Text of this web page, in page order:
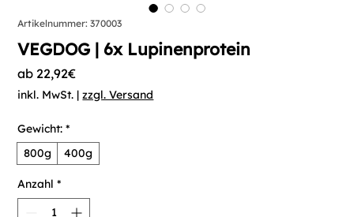
Artikelnummer: 370003
VEGDOG | 6x Lupinenprotein
ab 22,92€Sale-
Preis
inkl. MwSt. |zzgl. Versand
Gewicht: *
800g
400g
Anzahl *